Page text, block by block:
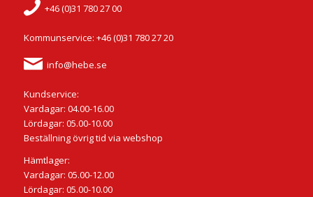
+46 (0)31 780 27 00
Kommunservice: +46 (0)31 780 27 20
info@hebe.se
Kundservice:
Vardagar: 04.00-16.00
Lördagar: 05.00-10.00
Beställning övrig tid via webshop
Hämtlager:
Vardagar: 05.00-12.00
Lördagar: 05.00-10.00